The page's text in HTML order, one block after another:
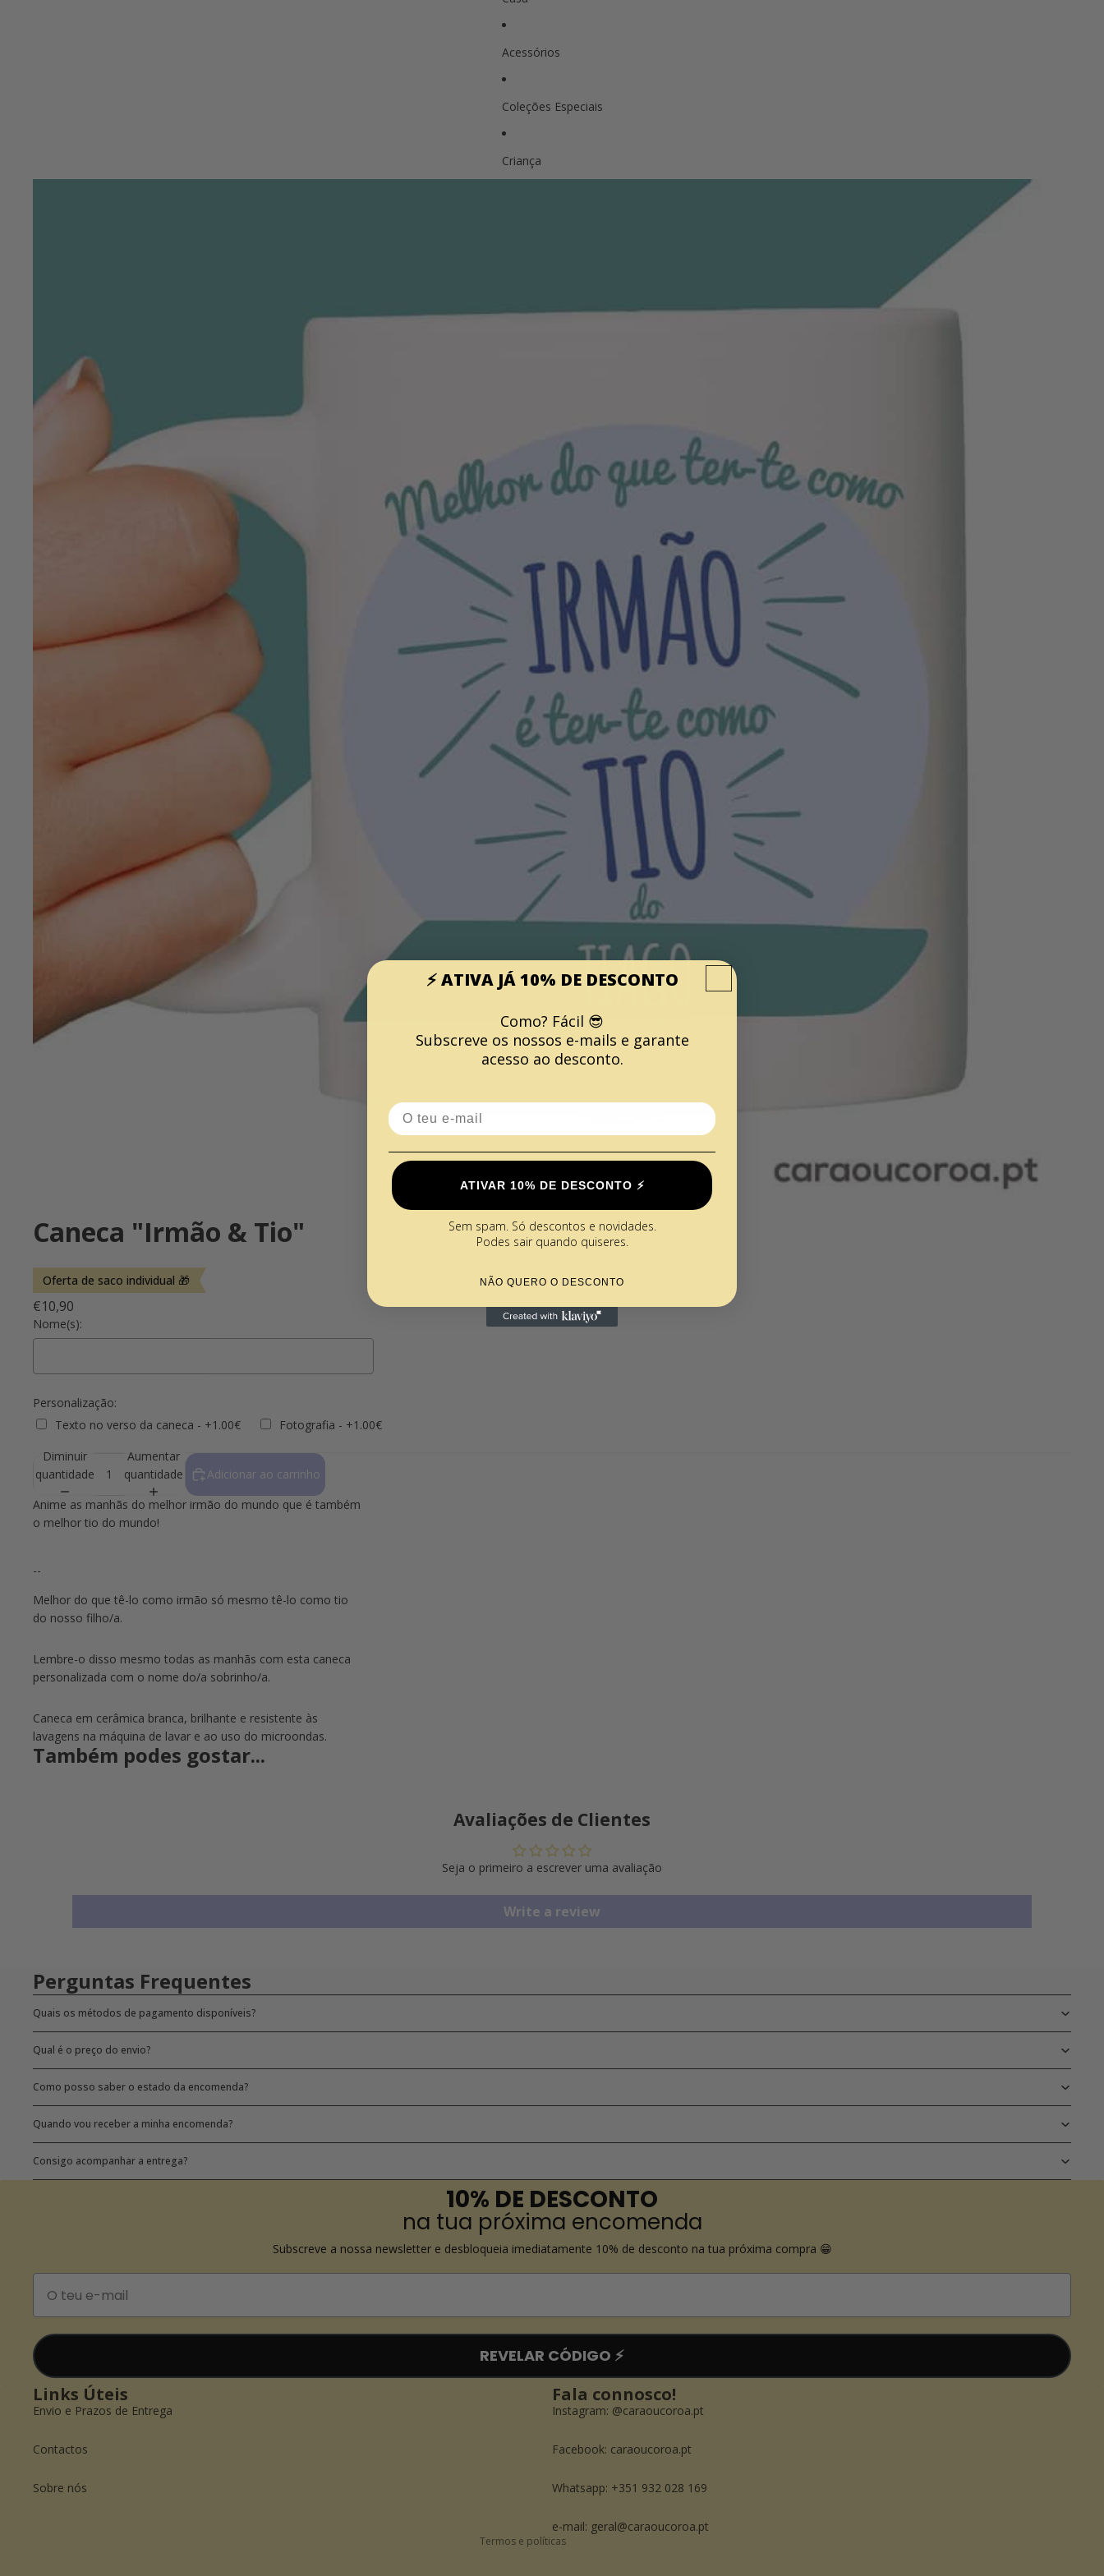
Acessórios
Coleções Especiais
Criança
Caneca "Irmão & Tio"
Oferta de saco individual 🎁
€10,90
Nome(s):
Personalização:
Texto no verso da caneca - +1.00€
Fotografia - +1.00€
Selection will add to the price
Diminuir
quantidade
Aumentar
quantidade
Adicionar ao carrinho
Anime as manhãs do melhor irmão do mundo que é também
o melhor tio do mundo!
--
Melhor do que tê-lo como irmão só mesmo tê-lo como tio
do nosso filho/a.
Lembre-o disso mesmo todas as manhãs com esta caneca
personalizada com o nome do/a sobrinho/a.
Caneca em cerâmica branca, brilhante e resistente às
lavagens na máquina de lavar e ao uso do microondas.
Também podes gostar...
Avaliações de Clientes
Seja o primeiro a escrever uma avaliação
Write a review
Perguntas Frequentes
Quais os métodos de pagamento disponíveis?
Qual é o preço do envio?
Como posso saber o estado da encomenda?
Quando vou receber a minha encomenda?
Consigo acompanhar a entrega?
10% DE DESCONTO
na tua próxima encomenda
Subscreve a nossa newsletter e desbloqueia imediatamente 10% de desconto na tua próxima compra 😁
REVELAR CÓDIGO ⚡️
Links Úteis
Envio e Prazos de Entrega
Contactos
Sobre nós
Fala connosco!
Instagram: @caraoucoroa.pt
Facebook: caraoucoroa.pt
Whatsapp: +351 932 028 169
e-mail: geral@caraoucoroa.pt
Termos e políticas
Política de reembolso
Termos do serviço
⚡️ ATIVA JÁ 10% DE DESCONTO
Como? Fácil 😎
Subscreve os nossos e-mails e garante
acesso ao desconto.
Email
ATIVAR 10% DE DESCONTO ⚡️
Sem spam. Só descontos e novidades.
Podes sair quando quiseres.
NÃO QUERO O DESCONTO